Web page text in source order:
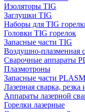
Изоляторы TIG
Заглушки TIG
Наборы для TIG
Головки TIG горелок
Запасные части TIG
Воздушно-плазменная
Сварочные аппараты
Плазмотроны
Запасные части
Лазерная сварка, резка
Аппараты лазерной
Горелки лазерные